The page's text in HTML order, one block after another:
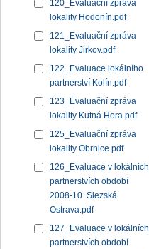
120_Evaluační zpráva
lokality Hodonín.pdf
121_Evaluační zpráva
lokality Jirkov.pdf
122_Evaluace lokálního
partnerství Kolín.pdf
123_Evaluační zpráva
lokality Kutná Hora.pdf
125_Evaluační zpráva
lokality Obrnice.pdf
126_Evaluace v lokálních
partnerstvích období
2008-10. Slezská
Ostrava.pdf
127_Evaluace v lokálních
partnerstvích období